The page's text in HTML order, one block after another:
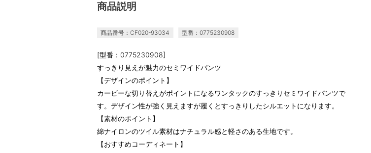
商品説明
商品番号：CF020-93034 型番：0775230908
[型番：0775230908]
すっきり見えが魅力のセミワイドパンツ
【デザインのポイント】
カービーな切り替えがポイントになるワンタックのすっきりセミワイドパンツで
す。デザイン性が強く見えますが履くとすっきりしたシルエットになります。
【素材のポイント】
綿ナイロンのツイル素材はナチュラル感と軽さのある生地です。
【おすすめコーディネート】